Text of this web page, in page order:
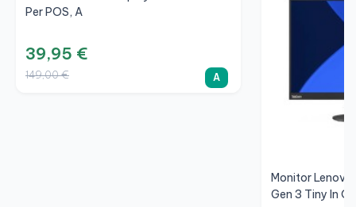
Per POS, A
39,95 €
149,00 € A
Monitor
Gen 3 Tiny In